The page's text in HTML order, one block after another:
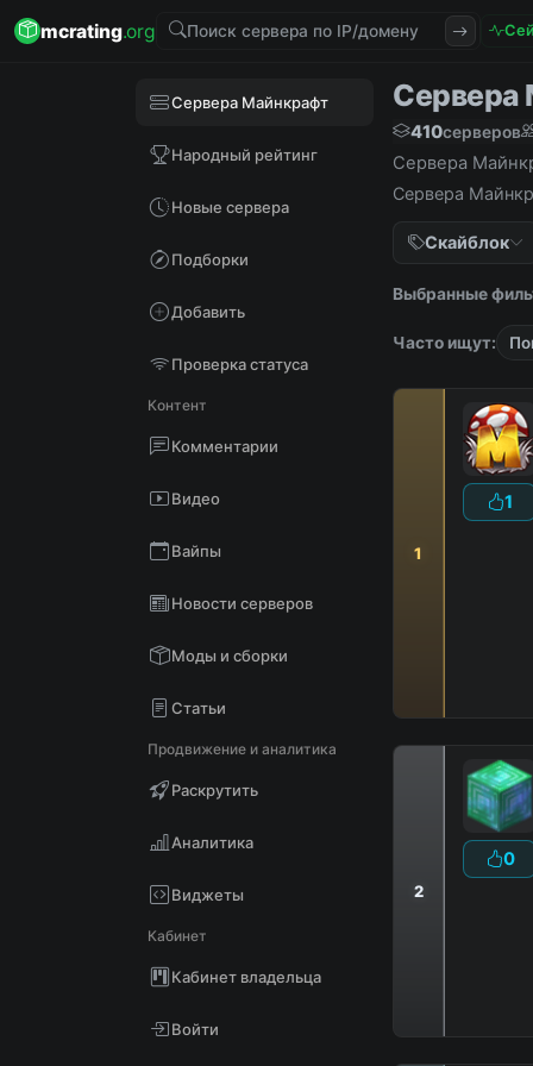
mcrating.org
Сервера Майнкрафт
Народный рейтинг
Новые сервера
Подборки
Добавить
Проверка статуса
Контент
Комментарии
Видео
Вайпы
Новости серверов
Моды и сборки
Статьи
Продвижение и аналитика
Раскрутить
Аналитика
Виджеты
Кабинет
Кабинет владельца
Войти
Сервера
410серверов
Сервера
Сервера
Скайблок
Выбранные
Часто ищут:
1
1
2
0